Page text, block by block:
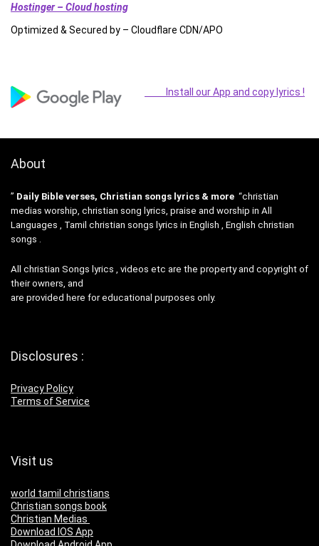
Hostinger – Cloud hosting
Optimized & Secured by – Cloudflare CDN/APO
Install our App and copy lyrics !
About
” Daily Bible verses, Christian songs lyrics & more “christian
medias worship, christian song lyrics, praise and worship in All
Languages , Tamil christian songs lyrics in English , English christian
songs .
All christian Songs lyrics , videos etc are the property and copyright of
their owners, and
are provided here for educational purposes only.
Disclosures :
Privacy Policy
Terms of Service
Visit us
world tamil christians
Christian songs book
Christian Medias
Download IOS App